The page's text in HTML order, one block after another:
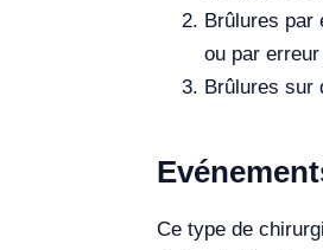
Brûlures par
ou par
Brûlures sur
Ce type de